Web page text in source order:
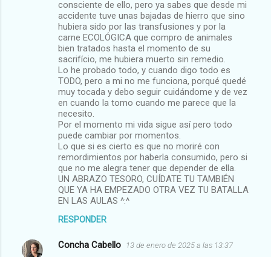
consciente de ello, pero ya sabes que desde mi
accidente tuve unas bajadas de hierro que sino
hubiera sido por las transfusiones y por la
carne ECOLÓGICA que compro de animales
bien tratados hasta el momento de su
sacrifício, me hubiera muerto sin remedio.
Lo he probado todo, y cuando digo todo es
TODO, pero a mi no me funciona, porqué quedé
muy tocada y debo seguir cuidándome y de vez
en cuando la tomo cuando me parece que la
necesito.
Por el momento mi vida sigue así pero todo
puede cambiar por momentos.
Lo que si es cierto es que no moriré con
remordimientos por haberla consumido, pero si
que no me alegra tener que depender de ella.
UN ABRAZO TESORO, CUÍDATE TU TAMBIÉN
QUE YA HA EMPEZADO OTRA VEZ TU BATALLA
EN LAS AULAS ^:^
RESPONDER
Concha Cabello 13 de enero de 2025 a las 13:37